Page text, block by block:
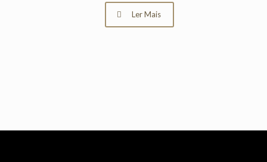
Ler Mais